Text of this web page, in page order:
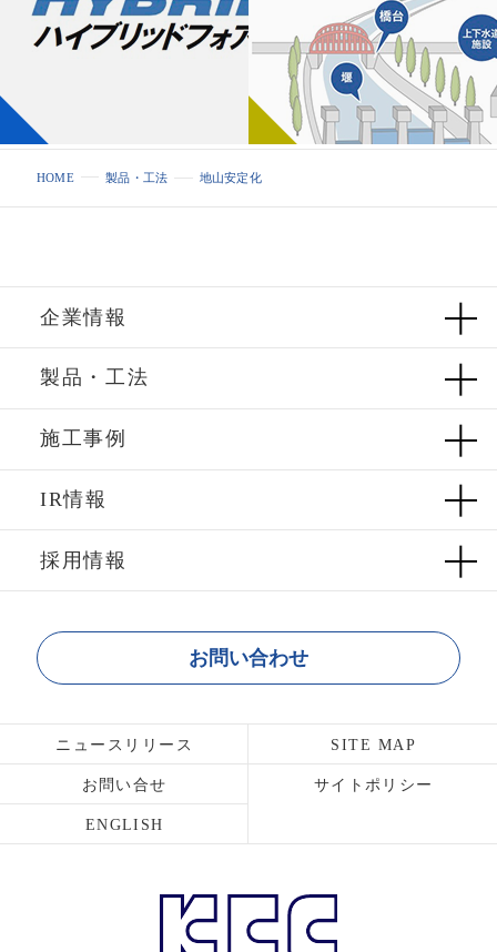
HOME 製品・工法 地山安定化
企業情報
製品・工法
施工事例
IR情報
採用情報
お問い合わせ
ニュースリリース SITE MAP
お問い合せ サイトポリシー
ENGLISH